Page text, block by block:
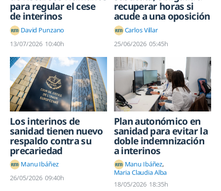
para regular el cese
de interinos
David Punzano
13/07/2026 10:40h
recuperar horas si
acude a una oposición
Carlos Villar
25/06/2026 05:45h
Los interinos de
sanidad tienen nuevo
respaldo contra su
precariedad
Manu Ibáñez
26/05/2026 09:40h
Plan autonómico en
sanidad para evitar la
doble indemnización
a interinos
Manu Ibáñez
Maria Claudia Alba
18/05/2026 18:35h